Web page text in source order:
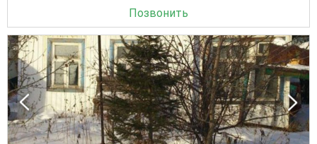
Позвонить